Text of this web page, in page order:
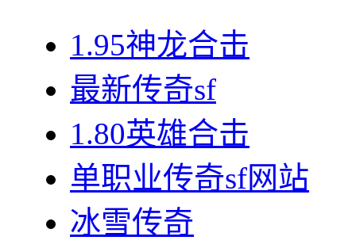
1.95神龙合击
最新传奇sf
1.80英雄合击
单职业传奇sf网站
冰雪传奇